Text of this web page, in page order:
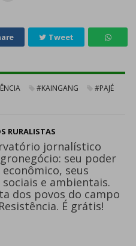
Tweet
#KAINGANG
#PAJÉ
RURALISTAS
jornalístico
seu poder
seus
e ambientais.
dos povos do campo
É grátis!